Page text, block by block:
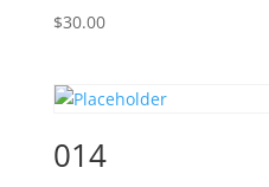
$30.00
014